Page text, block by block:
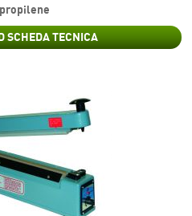
SCHEDA TECNICA